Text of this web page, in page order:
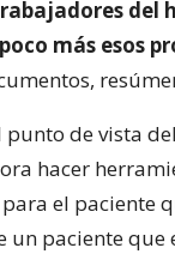
del
más esos
de vista
hacer
el paciente
un paciente que